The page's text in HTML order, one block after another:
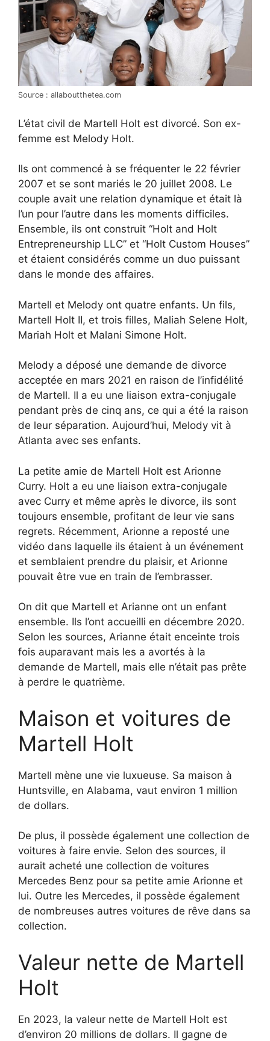
Source : allaboutthetea.com
L’état civil de Martell Holt est divorcé. Son ex-
femme est Melody Holt.
Ils ont commencé à se fréquenter le 22 février
2007 et se sont mariés le 20 juillet 2008. Le
couple avait une relation dynamique et était là
l’un pour l’autre dans les moments difficiles.
Ensemble, ils ont construit “Holt and Holt
Entrepreneurship LLC” et “Holt Custom Houses”
et étaient considérés comme un duo puissant
dans le monde des affaires.
Martell et Melody ont quatre enfants. Un fils,
Martell Holt II, et trois filles, Maliah Selene Holt,
Mariah Holt et Malani Simone Holt.
Melody a déposé une demande de divorce
acceptée en mars 2021 en raison de l’infidélité
de Martell. Il a eu une liaison extra-conjugale
pendant près de cinq ans, ce qui a été la raison
de leur séparation. Aujourd’hui, Melody vit à
Atlanta avec ses enfants.
La petite amie de Martell Holt est Arionne
Curry. Holt a eu une liaison extra-conjugale
avec Curry et même après le divorce, ils sont
toujours ensemble, profitant de leur vie sans
regrets. Récemment, Arionne a reposté une
vidéo dans laquelle ils étaient à un événement
et semblaient prendre du plaisir, et Arionne
pouvait être vue en train de l’embrasser.
On dit que Martell et Arianne ont un enfant
ensemble. Ils l’ont accueilli en décembre 2020.
Selon les sources, Arianne était enceinte trois
fois auparavant mais les a avortés à la
demande de Martell, mais elle n’était pas prête
à perdre le quatrième.
Maison et voitures de
Martell Holt
Martell mène une vie luxueuse. Sa maison à
Huntsville, en Alabama, vaut environ 1 million
de dollars.
De plus, il possède également une collection de
voitures à faire envie. Selon des sources, il
aurait acheté une collection de voitures
Mercedes Benz pour sa petite amie Arionne et
lui. Outre les Mercedes, il possède également
de nombreuses autres voitures de rêve dans sa
collection.
Valeur nette de Martell
Holt
En 2023, la valeur nette de Martell Holt est
d’environ 20 millions de dollars. Il gagne de